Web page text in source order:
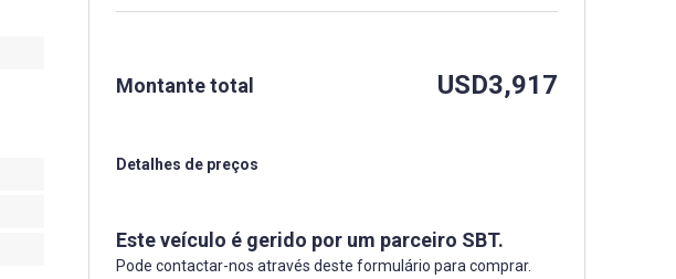
Montante total USD3,917
Detalhes de preços
Este veículo é gerido por um parceiro SBT.
Pode contactar-nos através deste formulário para comprar.